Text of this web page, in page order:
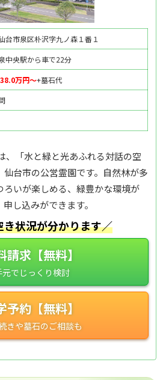
台市泉区朴沢字九ノ森１番１
中央駅から車で22分
38.0万円〜+墓石代
、「水と緑と光あふれる対話の空
台市の公営霊園です。自然林が多
ろいが楽しめる、緑豊かな環境が
し込みができます。
き状況が分かります／
請求【無料】
予約【無料】